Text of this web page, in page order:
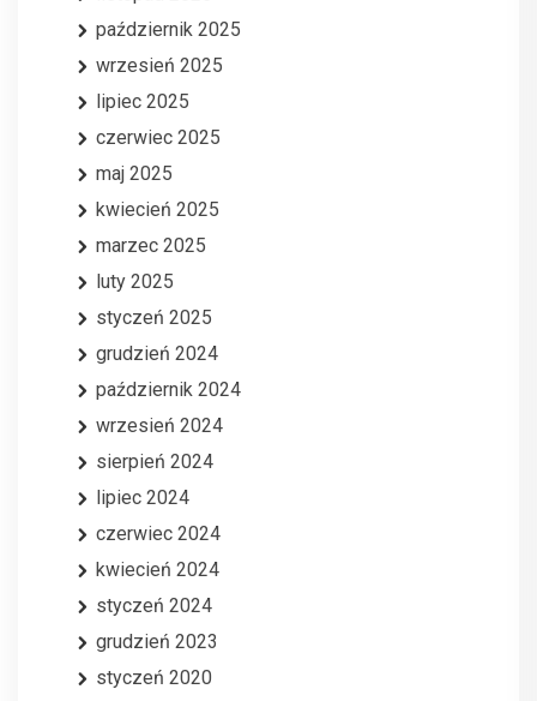
październik 2025
wrzesień 2025
lipiec 2025
czerwiec 2025
maj 2025
kwiecień 2025
marzec 2025
luty 2025
styczeń 2025
grudzień 2024
październik 2024
wrzesień 2024
sierpień 2024
lipiec 2024
czerwiec 2024
kwiecień 2024
styczeń 2024
grudzień 2023
styczeń 2020